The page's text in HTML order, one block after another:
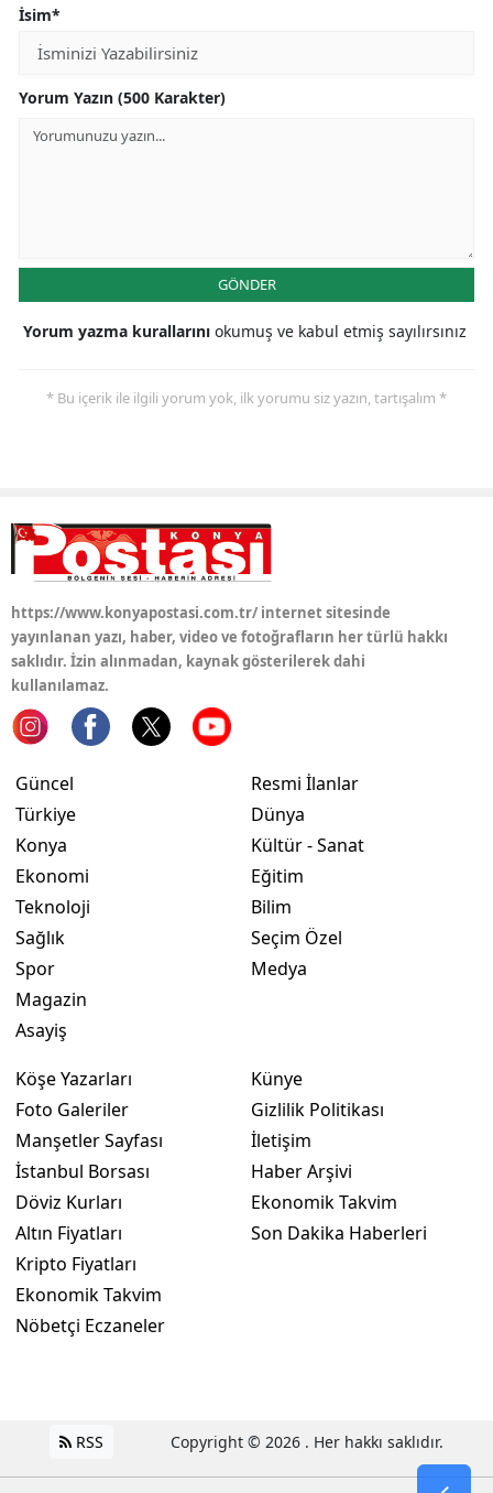
İsim*
Yorum Yazın (500 Karakter)
GÖNDER
Yorum yazma kurallarını okumuş ve kabul etmiş sayılırsınız
* Bu içerik ile ilgili yorum yok, ilk yorumu siz yazın, tartışalım *
https://www.konyapostasi.com.tr/ internet sitesinde
yayınlanan yazı, haber, video ve fotoğrafların her türlü hakkı
saklıdır. İzin alınmadan, kaynak gösterilerek dahi
kullanılamaz.
Güncel
Türkiye
Konya
Ekonomi
Teknoloji
Sağlık
Spor
Magazin
Asayiş
Resmi İlanlar
Dünya
Kültür - Sanat
Eğitim
Bilim
Seçim Özel
Medya
Köşe Yazarları
Foto Galeriler
Manşetler Sayfası
İstanbul Borsası
Döviz Kurları
Altın Fiyatları
Kripto Fiyatları
Ekonomik Takvim
Nöbetçi Eczaneler
Künye
Gizlilik Politikası
İletişim
Haber Arşivi
Ekonomik Takvim
Son Dakika Haberleri
RSS Copyright © 2026 . Her hakkı saklıdır.